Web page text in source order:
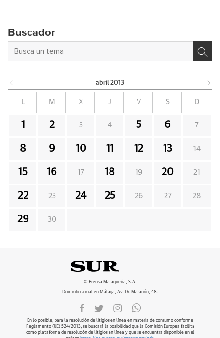
Buscador
abril 2013
L M X J V S D
1 2 3 4 5 6 7
8 9 10 11 12 13 14
15 16 17 18 19 20 21
22 23 24 25 26 27 28
29 30
© Prensa Malagueña, S.A.
Domicilio social en Málaga, Av. Dr. Marañón, 48.
En lo posible, para la resolución de litigios en línea en materia de consumo conforme
Reglamento (UE) 524/2013, se buscará la posibilidad que la Comisión Europea facilita
como plataforma de resolución de litigios en línea y que se encuentra disponible en el